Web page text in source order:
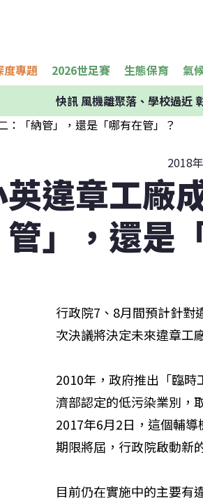
度專題 2026世足賽 生態保育 氣
快訊風機離聚落、學校過近
2018
違章工廠
管」，還是
行政院7、8月間預計針對
次決議將決定未來違章工
2010年，政府推出「臨
濟部認定的低污染業別，
2017年6月2日，這個輔
期限將屆，行政院啟動新
目前仍在實施中的主要有